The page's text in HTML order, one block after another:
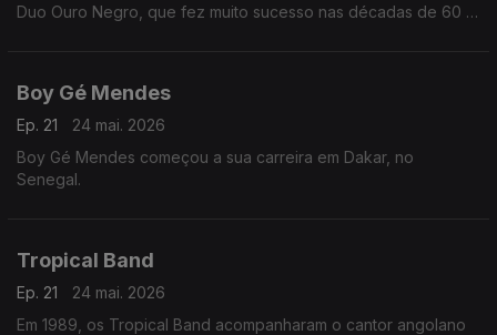
Duo Ouro Negro, que fez muito sucesso nas décadas de 60 e
Boy Gé Mendes
Ep. 21
24 mai. 2026
Boy Gé Mendes começou a sua carreira em Dakar, no
Senegal.
Tropical Band
Ep. 21
24 mai. 2026
Em 1989, os Tropical Band acompanharam o cantor angolano